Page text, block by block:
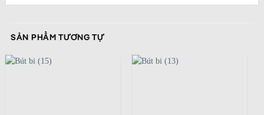
SẢN PHẨM TƯƠNG TỰ